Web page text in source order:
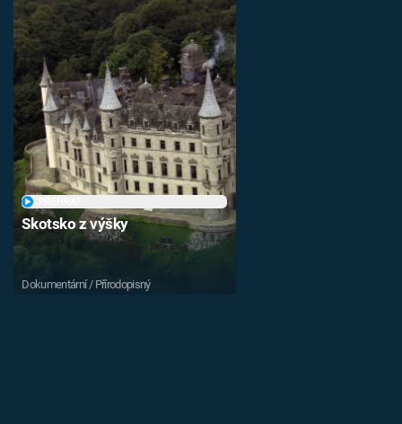
Skotsko z výšky
Dokumentární / Přírodopisný